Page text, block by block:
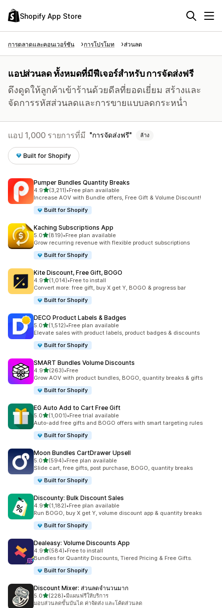
Shopify App Store
การตลาดและคอนเวอร์ชัน การโปรโมท ส่วนลด
แอปส่วนลด ทั้งหมดที่มีฟีเจอร์สำหรับ การจัดส่งฟรี
ดึงดูดให้ลูกค้าเข้าร้านด้วยดีลที่ยอดเยี่ยม สร้างและ
จัดการรหัสส่วนลดและการขายแบบลดกระหน่ำ
แอป 1,000 รายการที่มี การจัดส่งฟรี ล้าง
Built for Shopify
Pumper Bundles Quantity Breaks
4.9เต็ม 5 ดาว
(3,211)
ทั้งหมด 3211 รีวิว
•Free plan available
Increase AOV with Bundle offers, Free Gift & Volume Discount!
Built for Shopify
Kaching Subscriptions App
5.0เต็ม 5 ดาว
(819)
ทั้งหมด 819 รีวิว
•Free plan available
Grow recurring revenue with flexible product subscriptions
Built for Shopify
Kite Discount, Free Gift, BOGO
4.9เต็ม 5 ดาว
(1,014)
ทั้งหมด 1014 รีวิว
•Free to install
Convert more: free gift, buy X get Y, BOGO & progress bar
Built for Shopify
DECO Product Labels & Badges
5.0เต็ม 5 ดาว
(1,512)
ทั้งหมด 1512 รีวิว
•Free plan available
Elevate sales with product labels, product badges & discounts
Built for Shopify
SMART Bundles Volume Discounts
4.9เต็ม 5 ดาว
(263)
ทั้งหมด 263 รีวิว
•Free
Grow AOV with product bundles, BOGO, quantity breaks & gifts
Built for Shopify
EG Auto Add to Cart Free Gift
5.0เต็ม 5 ดาว
(1,001)
ทั้งหมด 1001 รีวิว
•Free trial available
Auto-add free gifts and BOGO offers with smart targeting rules
Built for Shopify
Moon Bundles CartDrawer Upsell
5.0เต็ม 5 ดาว
(594)
ทั้งหมด 594 รีวิว
•Free plan available
Slide cart, free gifts, post purchase, BOGO, quantity breaks
Built for Shopify
Discounty: Bulk Discount Sales
4.9เต็ม 5 ดาว
(1,182)
ทั้งหมด 1182 รีวิว
•Free plan available
Run BOGO, buy X get Y, volume discount app & quantity breaks
Built for Shopify
Dealeasy: Volume Discounts App
4.9เต็ม 5 ดาว
(584)
ทั้งหมด 584 รีวิว
•Free to install
Bundles for Quantity Discounts, Tiered Pricing & Free Gifts.
Built for Shopify
Discount Mixer: ส่วนลดจำนวนมาก
5.0เต็ม 5 ดาว
(228)
ทั้งหมด 228 รีวิว
•มีแผนฟรีให้บริการ
มอบส่วนลดขั้นบันได ค่าจัดส่ง และโค้ดส่วนลด